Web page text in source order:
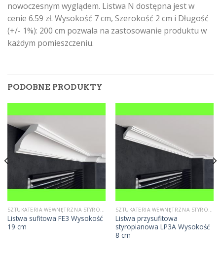
nowoczesnym wyglądem. Listwa N dostępna jest w
cenie 6.59 zł. Wysokość 7 cm, Szerokość 2 cm i Długość
(+/- 1%): 200 cm pozwala na zastosowanie produktu w
każdym pomieszczeniu.
PODOBNE PRODUKTY
SZTUKATERIA WEWNĘTRZNA STYROPIANOWA
Listwa sufitowa FE3 Wysokość
19 cm
SZTUKATERIA WEWNĘTRZNA STYROPIANOWA
Listwa przysufitowa
styropianowa LP3A Wysokość
8 cm